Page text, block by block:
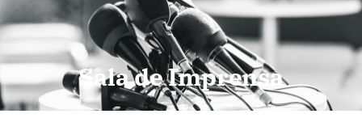
Sala de Imprensa